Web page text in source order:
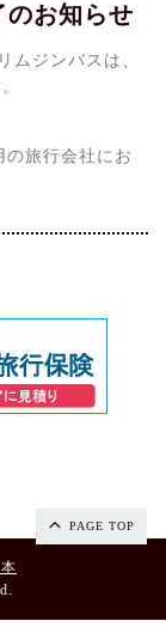
お知らせ
ムジンバスは、
旅行会社にお
PAGE TOP